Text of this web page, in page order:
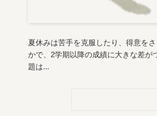
夏休みは苦手を克服したり、得意を
かで、2学期以降の成績に大きな差
題は...